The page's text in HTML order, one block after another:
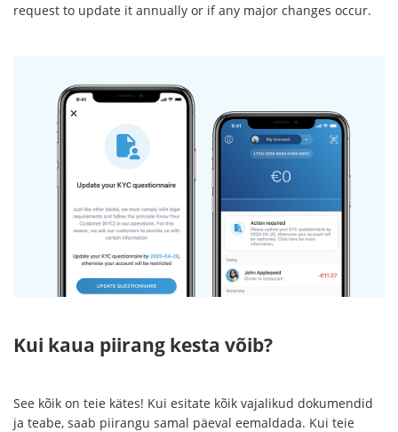
request to update it annually or if any major changes occur.
Kui kaua piirang kesta võib?
See kõik on teie kätes! Kui esitate kõik vajalikud dokumendid
ja teabe, saab piirangu samal päeval eemaldada. Kui teie